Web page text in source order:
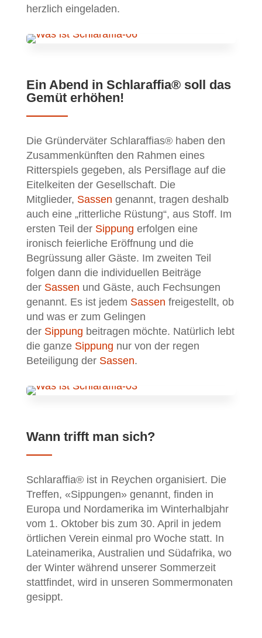
herzlich eingeladen.
Ein Abend in Schlaraffia® soll das
Gemüt erhöhen!
Die Gründerväter Schlaraffias® haben den
Zusammenkünften den Rahmen eines
Ritterspiels gegeben, als Persiflage auf die
Eitelkeiten der Gesellschaft. Die
Mitglieder, Sassen genannt, tragen deshalb
auch eine „ritterliche Rüstung“, aus Stoff. Im
ersten Teil der Sippung erfolgen eine
ironisch feierliche Eröffnung und die
Begrüssung aller Gäste. Im zweiten Teil
folgen dann die individuellen Beiträge
der Sassen und Gäste, auch Fechsungen
genannt. Es ist jedem Sassen freigestellt, ob
und was er zum Gelingen
der Sippung beitragen möchte. Natürlich lebt
die ganze Sippung nur von der regen
Beteiligung der Sassen.
Wann trifft man sich?
Schlaraffia® ist in Reychen organisiert. Die
Treffen, «Sippungen» genannt, finden in
Europa und Nordamerika im Winterhalbjahr
vom 1. Oktober bis zum 30. April in jedem
örtlichen Verein einmal pro Woche statt. In
Lateinamerika, Australien und Südafrika, wo
der Winter während unserer Sommerzeit
stattfindet, wird in unseren Sommermonaten
gesippt.